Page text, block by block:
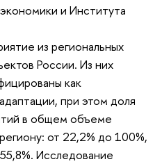
и Института
из региональных
России. Из них
как
при этом доля
в общем объеме
от 22,2% до 100%,
Исследование